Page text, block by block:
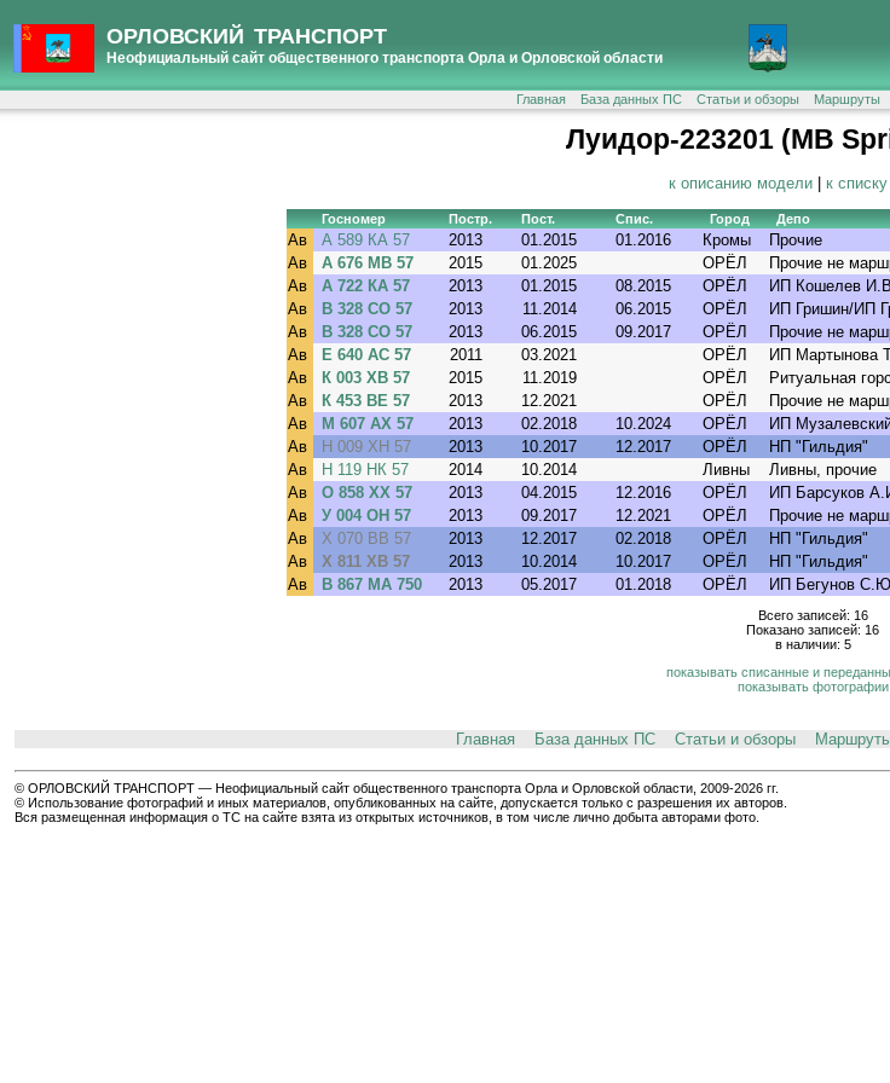
ОРЛОВСКИЙ ТРАНСПОРТ
Неофициальный сайт общественного транспорта Орла и Орловской области
Главная База данных ПС Статьи и обзоры Маршруты
Луидор-223201 (MB
к описанию модели к
Госномер Постр. Пост. Спис. Город Депо
Ав А 589 КА 57 2013 01.2015 01.2016 Кромы Прочие
Ав
А 676 МВ 57 2015 01.2025 ОРЁЛ Прочие не
Ав
А 722 КА 57 2013 01.2015 08.2015 ОРЁЛ
ИП Кошелев И.В.
Ав
В 328 СО 57 2013 11.2014 06.2015 ОРЁЛ ИП Гришин/ИП
Ав
В 328 СО 57 2013 06.2015 09.2017 ОРЁЛ Прочие не
Ав
Е 640 АС 57 2011 03.2021 ОРЁЛ ИП Мартынова
Ав
К 003 ХВ 57 2015 11.2019 ОРЁЛ Ритуальная
Ав
К 453 ВЕ 57 2013 12.2021 ОРЁЛ Прочие не
Ав
М 607 АХ 57 2013 02.2018 10.2024 ОРЁЛ ИП
Ав
Н 009 ХН 57 2013 10.2017 12.2017 ОРЁЛ НП "Гильдия"
Ав
Н 119 НК 57 2014 10.2014 Ливны
Ливны, прочие
Ав
О 858 ХХ 57 2013 04.2015 12.2016 ОРЁЛ ИП Барсуков
Ав
У 004 ОН 57 2013 09.2017 12.2021 ОРЁЛ Прочие не
Ав
Х 070 ВВ 57 2013 12.2017 02.2018 ОРЁЛ НП "Гильдия"
Ав
Х 811 ХВ 57 2013 10.2014 10.2017 ОРЁЛ НП "Гильдия"
Ав
В 867 МА 750 2013 05.2017 01.2018 ОРЁЛ ИП Бегунов С.Ю.
Всего записей: 16
Показано записей: 16
в наличии: 5
показывать списанные и
показывать фотографии
Главная База данных ПС Статьи и обзоры
© ОРЛОВСКИЙ ТРАНСПОРТ — Неофициальный сайт общественного транспорта Орла и Орловской области, 2009-2026 гг.
© Использование фотографий и иных материалов, опубликованных на сайте, допускается только с разрешения их авторов.
Вся размещенная информация о ТС на сайте взята из открытых источников, в том числе лично добыта авторами фото.